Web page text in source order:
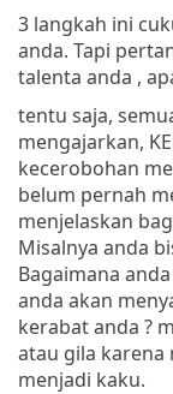
3 langkah ini
anda. Tapi
talenta anda ,
tentu saja,
mengajarkan,
kecerobohan
belum pernah
menjelaskan
Misalnya anda
Bagaimana
anda akan
kerabat anda ?
atau gila karena
menjadi kaku.